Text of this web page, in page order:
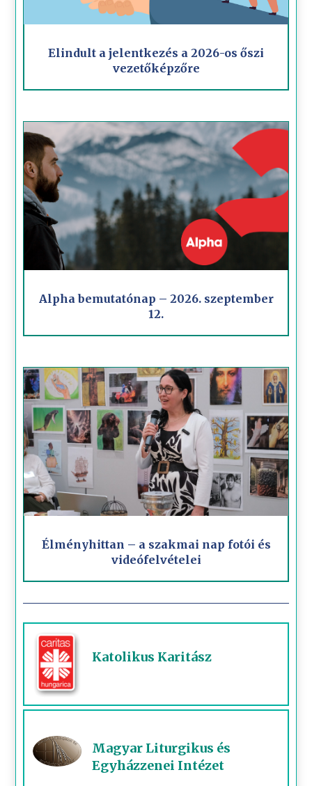
Elindult a jelentkezés a 2026-os őszi
vezetőképzőre
Alpha bemutatónap – 2026. szeptember
12.
Élményhittan – a szakmai nap fotói és
videófelvételei
Katolikus Karitász
Magyar Liturgikus és
Egyházzenei Intézet